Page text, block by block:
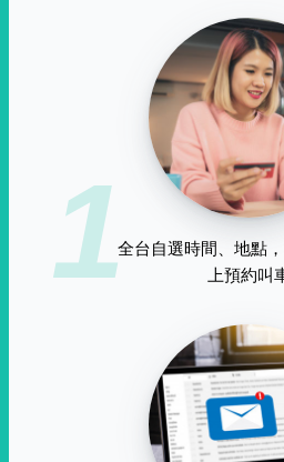
1全台自選時間、地點
上預約叫